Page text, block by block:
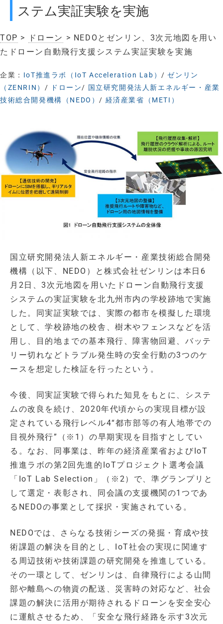
ステム実証実験を実施
TOP > ドローン > NEDOとゼンリン、3次元地図を用い
たドローン自動飛行支援システム実証実験を実施
企業： IoT推進ラボ（IoT Acceleration Lab）/ ゼンリン
（ZENRIN） / ドローン/ 国立研究開発法人新エネルギー・産業
技術総合開発機構（NEDO）/ 経済産業省（METI）
国立研究開発法人新エネルギー・産業技術総合開発
機構（以下、NEDO）と株式会社ゼンリンは本日6
月2日、3次元地図を用いたドローン自動飛行支援
システムの実証実験を北九州市内の学校跡地で実施
した。同実証実験では、実際の都市を模擬した環境
として、学校跡地の校舎、樹木やフェンスなどを活
用し、目的地までの基本飛行、障害物回避、バッテ
リー切れなどトラブル発生時の安全行動の3つのケ
ースを想定した検証を行ったという。
今後、同実証実験で得られた知見をもとに、システ
ムの改良を続け、2020年代頃からの実現目標が設
定されている飛行レベル4“都市部等の有人地帯での
目視外飛行”（※1）の早期実現を目指すとしてい
る。なお、同事業は、昨年の経済産業省およびIoT
推進ラボの第2回先進的IoTプロジェクト選考会議
「IoT Lab Selection」（※2）で、準グランプリと
して選定・表彰され、同会議の支援機関の1つであ
るNEDOの事業として採択・実施されている。
NEDOでは、さらなる技術シーズの発掘・育成や技
術課題の解決を目的とし、IoT社会の実現に関連す
る周辺技術や技術課題の研究開発を推進している。
その一環として、ゼンリンは、自律飛行による山間
部や離島への物資の配送、災害時の対応など、社会
課題の解決に活用が期待されるドローンを安全安心
に運航させるため、「安全な飛行経路を示す3次元